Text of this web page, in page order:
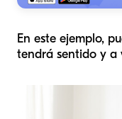
En este ejemplo,
tendrá sentido y a